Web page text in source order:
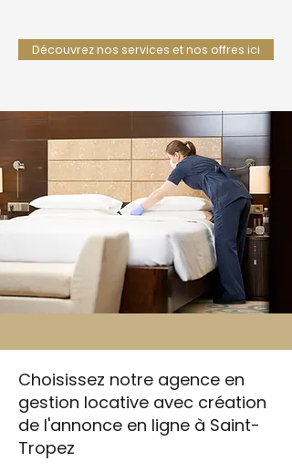
Découvrez nos services et nos offres ici
Choisissez notre agence en
gestion locative avec création
de l'annonce en ligne à Saint-
Tropez